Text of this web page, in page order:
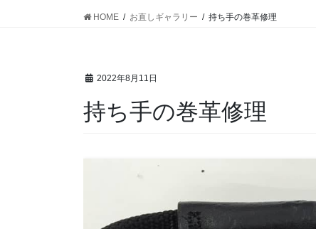
HOME お直しギャラリー 持ち手の巻革修理
2022年8月11日
持ち手の巻革修理